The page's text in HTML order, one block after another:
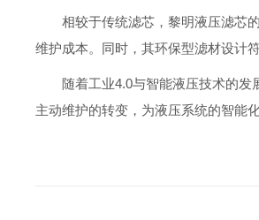
相较于传统滤芯，黎明液压滤芯
维护成本。同时，其环保型滤材设计
随着工业4.0与智能液压技术的
主动维护的转变，为液压系统的智能